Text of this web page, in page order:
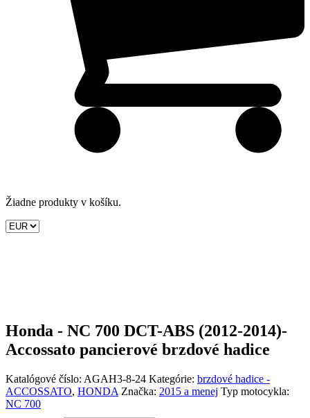
Žiadne produkty v košíku.
Honda - NC 700 DCT-ABS (2012-2014)-
Accossato pancierové brzdové hadice
Katalógové číslo: AGAH3-8-24 Kategórie: brzdové hadice -
ACCOSSATO, HONDA Značka: 2015 a menej Typ motocykla:
NC 700